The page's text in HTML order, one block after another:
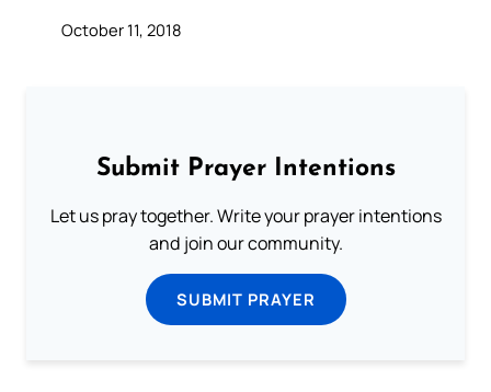
October 11, 2018
Submit Prayer Intentions
Let us pray together. Write your prayer intentions
and join our community.
SUBMIT PRAYER